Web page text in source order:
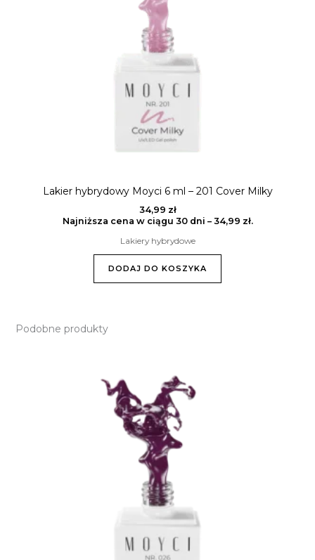
Lakier hybrydowy Moyci 6 ml – 201 Cover Milky
34,99 zł
Najniższa cena w ciągu 30 dni – 34,99 zł.
Lakiery hybrydowe
DODAJ DO KOSZYKA
Podobne produkty